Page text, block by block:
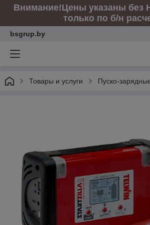
Внимание!Цены указаны без
только по б/н
bsgrup.by
Товары и услуги Пуско-